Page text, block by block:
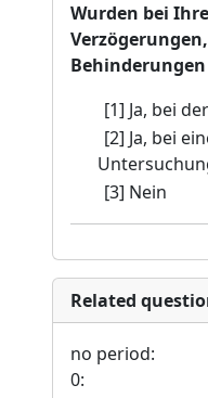
Wurden bei
[1] Ja, bei
[2] Ja, bei
[3] Nein
Related
no period:
0: